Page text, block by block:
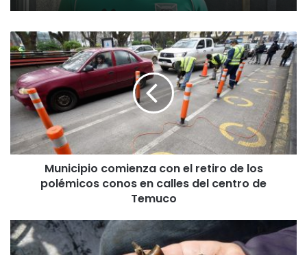
M
u
n
i
c
o
e
n
Municipio comienza con el retiro de los
polémicos conos en calles del centro de
Temuco
A
r